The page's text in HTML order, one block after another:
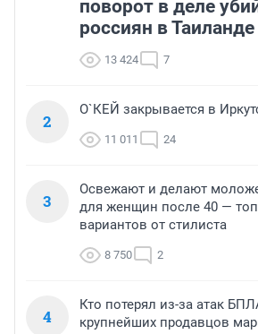
поворот в деле
россиян в Таиланде
13 424 7
2
О`КЕЙ закрывается в
11 011 24
3
Освежают и делают
для женщин после 40 —
вариантов от стилиста
8 750 2
4
Кто потерял из-за атак
крупнейших продавцов